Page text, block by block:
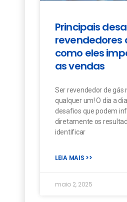
Principais
revendedores
como eles
as vendas
Ser revendedor de gás
qualquer um! O dia a
desafios que podem
diretamente os
identificar
LEIA MAIS >>
maio 2, 2025